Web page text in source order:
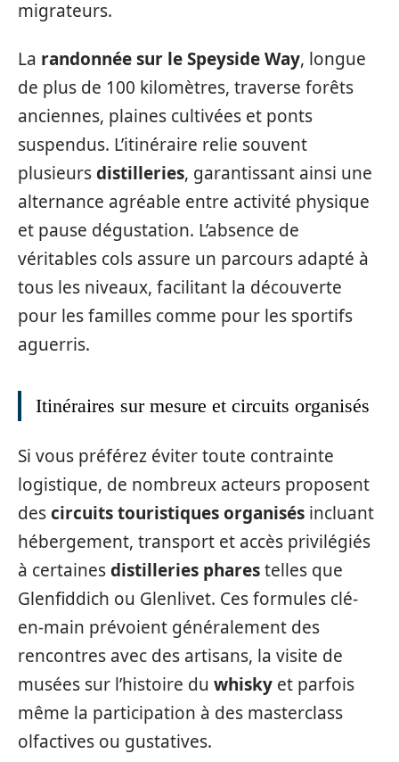
migrateurs.
La randonnée sur le Speyside Way, longue
de plus de 100 kilomètres, traverse forêts
anciennes, plaines cultivées et ponts
suspendus. L’itinéraire relie souvent
plusieursdistilleries, garantissant ainsi une
alternance agréable entre activité physique
et pause dégustation. L’absence de
véritables cols assure un parcours adapté à
tous les niveaux, facilitant la découverte
pour les familles comme pour les sportifs
aguerris.
Itinéraires sur mesure et circuits organisés
Si vous préférez éviter toute contrainte
logistique, de nombreux acteurs proposent
descircuits touristiques organisés incluant
hébergement, transport et accès privilégiés
à certainesdistilleries pharestelles que
Glenfiddich ou Glenlivet. Ces formules clé-
en-main prévoient généralement des
rencontres avec des artisans, la visite de
musées sur l’histoire du whisky et parfois
même la participation à des masterclass
olfactives ou gustatives.